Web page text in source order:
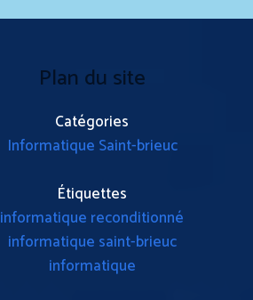
Plan du site
Catégories
Informatique Saint-brieuc
Étiquettes
informatique reconditionné
informatique saint-brieuc
informatique